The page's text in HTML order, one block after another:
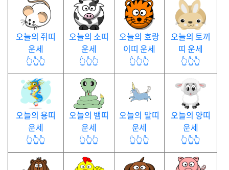
오늘의 쥐띠
운세
👆👆👆
오늘의 소띠
운세
👆👆👆
오늘의 호랑
이띠 운세
👆👆👆
오늘의 토끼
띠 운세
👆👆👆
오늘의 용띠
운세
👆👆👆
오늘의 뱀띠
운세
👆👆👆
오늘의 말띠
운세
👆👆👆
오늘의 양띠
운세
👆👆👆